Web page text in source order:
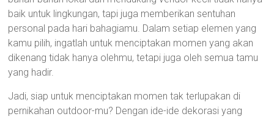
baik untuk lingkungan, tapi juga memberikan sentuhan
personal pada hari bahagiamu. Dalam setiap elemen yang
kamu pilih, ingatlah untuk menciptakan momen yang akan
dikenang tidak hanya olehmu, tetapi juga oleh semua tamu
yang hadir.
Jadi, siap untuk menciptakan momen tak terlupakan di
pernikahan outdoor-mu? Dengan ide-ide dekorasi yang